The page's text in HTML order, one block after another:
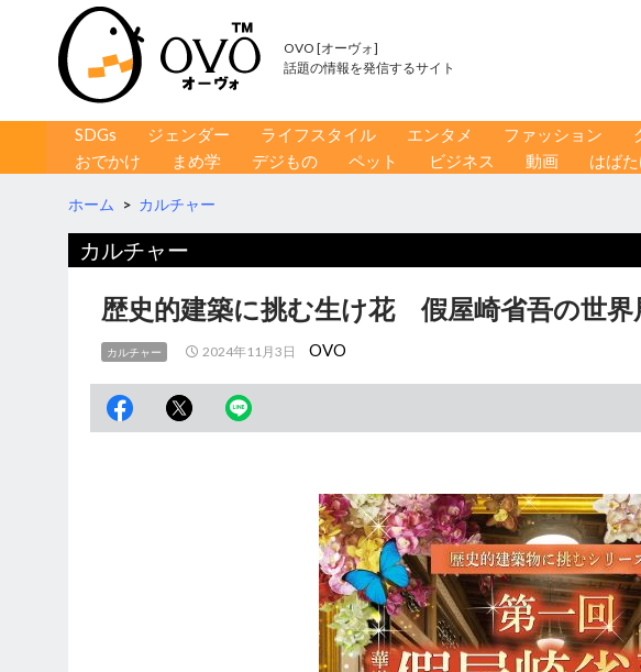
OVO [オーヴォ]
話題の情報を発信するサイト
コンテンツへ移動
SDGs ジェンダー ライフスタイル エンタメ ファッション
おでかけ
まめ学 デジもの ペット ビジネス 動画 はば
ホーム > カルチャー
カルチャー
歴史的建築に挑む生け花 假屋崎省吾の世界
カルチャー 2024年11月3日 OVO